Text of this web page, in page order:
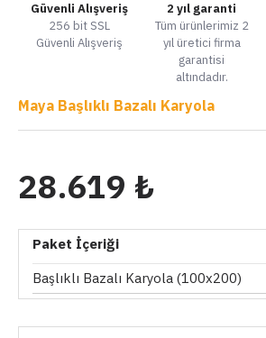
Güvenli Alışveriş
256 bit SSL
Güvenli Alışveriş
2 yıl garanti
Tüm ürünlerimiz 2
yıl üretici firma
garantisi
altındadır.
Maya Başlıklı Bazalı Karyola
28.619 ₺
Paket İçeriği
Başlıklı Bazalı Karyola (100x200)